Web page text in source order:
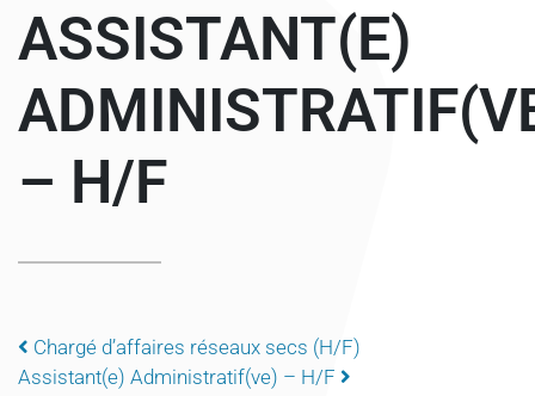
ASSISTANT(E)
– H/F
NAVIGATION
Chargé d’affaires réseaux secs (H/F)
Assistant(e) Administratif(ve) – H/F